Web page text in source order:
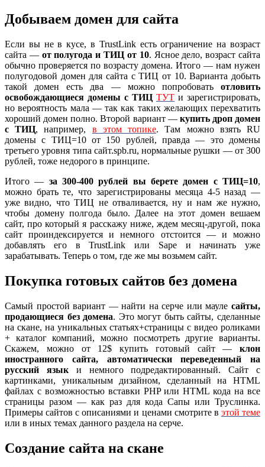
Добываем домен для сайта
Если вы не в кусе, в TrustLink есть ограничение на возраст
сайта — от полугода и ТИЦ от 10. Ясное дело, возраст сайта
обычно проверяется по возрасту домена. Итого — нам нужен
полугодовой домен для сайта с ТИЦ от 10. Варианта добыть
такой домен есть два — можно попробовать отловить
освобождающиеся домены с ТИЦ ТУТ и зарегистрировать,
но вероятность мала — так как таких желающих перехватить
хороший домен полно. Второй вариант — купить дроп домен
с ТИЦ, например, в этом топике. Там можно взять RU
домены с ТИЦ=10 от 150 рублей, правда — это домены
третьего уровня типа сайт.spb.ru, нормальные рушки — от 300
рублей, тоже недорого в принципе.
Итого — за 300-400 рублей вы берете домен с ТИЦ=10,
можно брать те, что зарегистрированы месяца 4-5 назад —
уже видно, что ТИЦ не отваливается, ну и нам же нужно,
чтобы домену полгода было. Далее на этот домен вешаем
сайт, про который я расскажу ниже, ждем месяц-другой, пока
сайт проиндексируется и немного отстоится — и можно
добавлять его в TrustLink или Sape и начинать уже
зарабатывать. Теперь о том, где же мы возьмем сайт.
Покупка готовых сайтов без домена
Самый простой вариант — найти на серче или мауле сайты,
продающиеся без домена. Это могут быть сайты, сделанные
на скане, на уникальных статьях+страницы с видео роликами
+ каталог компаний, можно посмотреть другие варианты.
Скажем, можно от 12$ купить готовый сайт — клон
иностранного сайта, автоматически переведенный на
русский языки немного подредактированный. Сайт с
картинками, уникальным дизайном, сделанный на HTML
файлах с возможностью вставки PHP или HTML кода на все
страницы разом — как раз для кода Сапы или Труслинка.
Примеры сайтов с описаниями и ценами смотрите в этой теме
или в иных темах данного раздела на серче.
Создание сайта на скане